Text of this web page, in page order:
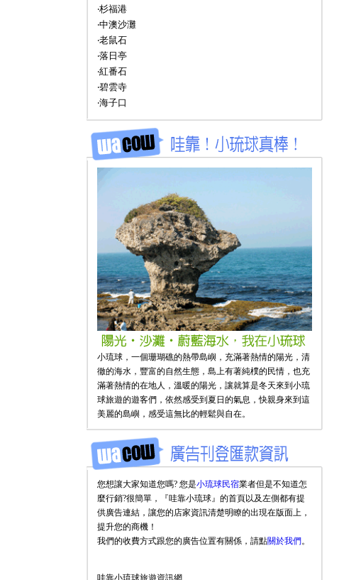
‧杉福港
‧中澳沙灘
‧老鼠石
‧落日亭
‧紅番石
‧碧雲寺
‧海子口
小琉球，一個珊瑚礁的熱帶島嶼，充滿著熱情的陽光，清
徹的海水，豐富的自然生態，島上有著純樸的民情，也充
滿著熱情的在地人，溫暖的陽光，讓就算是冬天來到小琉
球旅遊的遊客們，依然感受到夏日的氣息，快親身來到這
美麗的島嶼，感受這無比的輕鬆與自在。
您想讓大家知道您嗎? 您是小琉球民宿業者但是不知道怎
麼行銷?很簡單，『哇靠小琉球』的首頁以及左側都有提
供廣告連結，讓您的店家資訊清楚明瞭的出現在版面上，
提升您的商機！
我們的收費方式跟您的廣告位置有關係，請點關於我們。
哇靠小琉球旅遊資訊網